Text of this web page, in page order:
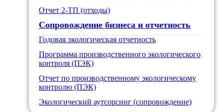
Отчет 2-ТП (отходы)
Сопровождение бизнеса и отчетность
Годовая экологическая отчетность
Программа производственного экологического
контроля (ПЭК)
Отчет по производственному экологическому
контролю (ПЭК)
Экологический аутсорсинг (сопровождение)